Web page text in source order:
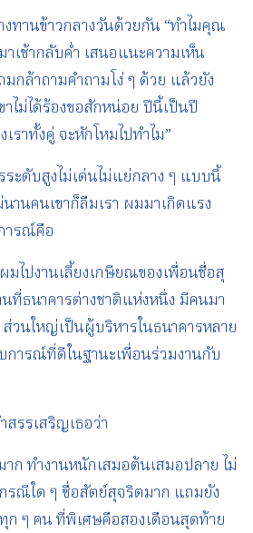
งทานข้าวกลางวันด้วยกัน “ทำไมคุณ
าเช้ากลับค่ำ เสนอแนะความเห็น
กล้าถามคำถามโง่ ๆ ด้วย แล้วยัง
ไม่ได้ร้องขอสักหน่อย ปีนี้เป็นปี
าทั้งคู่ จะหักโหมไปทำไม”
ระดับสูงไม่เด่นไม่แย่กลาง ๆ แบบนี้
านคนเขาก็ลืมเรา ผมมาเกิดแรง
ารณ์คือ
ไปงานเลี้ยงเกษียณของเพื่อนชื่อสุ
นที่ธนาคารต่างชาติแห่งหนึ่ง มีคนมา
วนใหญ่เป็นผู้บริหารในธนาคารหลาย
การณ์ที่ดีในฐานะเพื่อนร่วมงานกับ
รรเสริญเธอว่า
ก ทำงานหนักเสมอต้นเสมอปลาย ไม่
กรณีใด ๆ ซื่อสัตย์สุจริตมาก แถมยัง
ก ๆ คน ที่พิเศษคือสองเดือนสุดท้าย